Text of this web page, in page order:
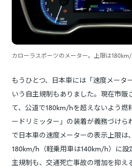
カローラスポーツのメーター。上限は
もうひとつ、日本車には「速度メータ
いう自主規制もありました。現在市販
て、公道で180km/hを超えないよう燃
ードリミッター」の装着が義務づけら
で日本車の速度メーターの表示上限は
180km/h（軽乗用車は140km/h）に設
主規制も、交通死亡事故の増加を抑え